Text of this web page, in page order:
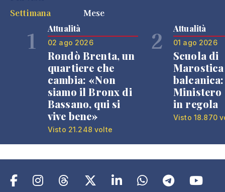
Settimana
Mese
1 Attualità
02 ago 2026
Rondò Brenta, un
quartiere che
cambia: «Non
siamo il Bronx di
Bassano, qui si
vive bene»
Visto 21.248 volte
2 Attualità
01 ago 2026
Scuola di
Ministero
in regola
Visto 18.870